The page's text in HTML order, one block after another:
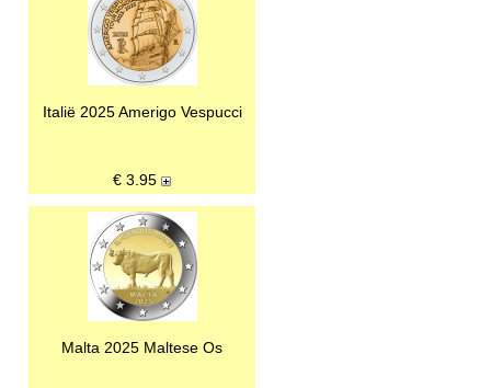
Italië 2025 Amerigo Vespucci
€ 3.95
Malta 2025 Maltese Os